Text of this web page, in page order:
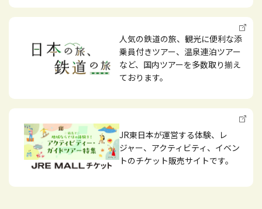
人気の鉄道の旅、観光に便利な添
乗員付きツアー、温泉連泊ツアー
など、国内ツアーを多数取り揃え
ております。
JR東日本が運営する体験、レ
ジャー、アクティビティ、イベン
トのチケット販売サイトです。